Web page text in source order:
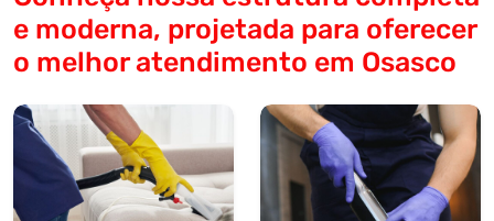
e moderna, projetada para oferecer
o melhor atendimento em Osasco